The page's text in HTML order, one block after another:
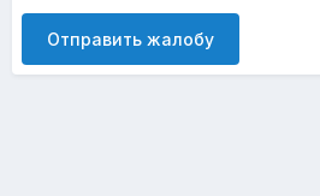
Отправить жалобу